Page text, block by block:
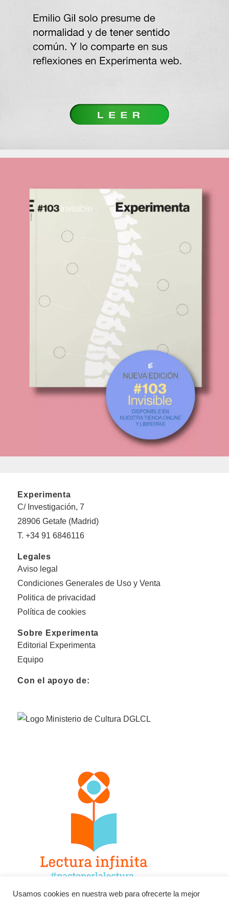
Experimenta
C/ Investigación, 7
28906 Getafe (Madrid)
T. +34 91 6846116
Legales
Aviso legal
Condiciones Generales de Uso y Venta
Politica de privacidad
Política de cookies
Sobre Experimenta
Editorial Experimenta
Equipo
Con el apoyo de:
Usamos cookies en nuestra web para ofrecerte la mejor